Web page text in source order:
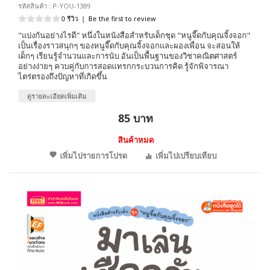
รหัสสินค้า : P-YOU-1389
0 รีวิว | Be the first to review
"แบ่งกันอย่างไรดี" หนึ่งในหนังสือสำหรับเด็กชุด "หนูจี๊ดกับคุณจิ้งจอก"
เป็นเรื่องราวสนุกๆ ของหนูจี๊ดกับคุณจิ้งจอกและผองเพื่อน จะสอนให้
เด็กๆ เรียนรู้จำนวนและการนับ อันเป็นพื้นฐานของวิชาคณิตศาสตร์
อย่างง่ายๆ ควบคู่กับการสอดเเทรกกระบวนการคิด รู้จักพิจารณา
ไตร่ตรองถึงปัญหาที่เกิดขึ้น
ดูรายละเอียดเพิ่มเติม
85 บาท
สินค้าหมด
เพิ่มไปรายการโปรด
เพิ่มไปเปรียบเทียบ